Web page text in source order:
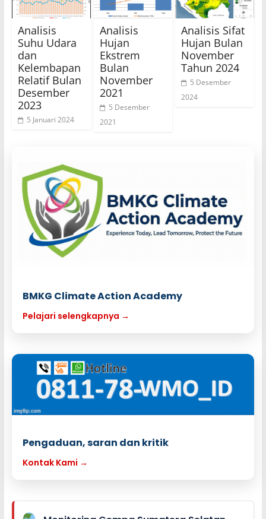
Analisis
Suhu Udara
dan
Kelembapan
Relatif Bulan
Desember
2023
5 Januari 2024
Analisis
Hujan
Ekstrem
Bulan
November
2021
5 Desember
2021
Analisis Sifat
Hujan Bulan
November
Tahun 2024
5 Desember
2024
BMKG Climate Action Academy
Pelajari selengkapnya →
Pengaduan, saran dan kritik
Kontak Kami →